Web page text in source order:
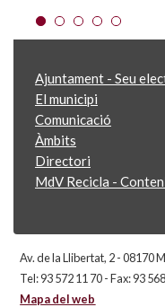
Ajuntament - Seu
El municipi
Comunicació
Àmbits
Directori
MdV Recicla -
Av. de la Llibertat, 2 - 08170
Tel: 93 572 11 70 - Fax: 93
Mapa del web